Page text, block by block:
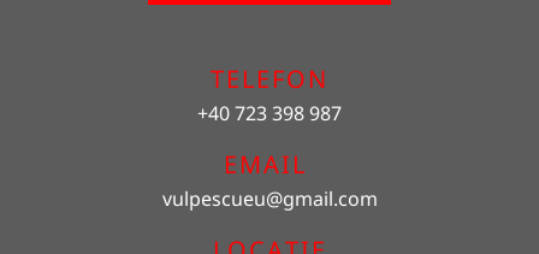
TELEFON
+40 723 398 987
EMAIL
vulpescueu@gmail.com